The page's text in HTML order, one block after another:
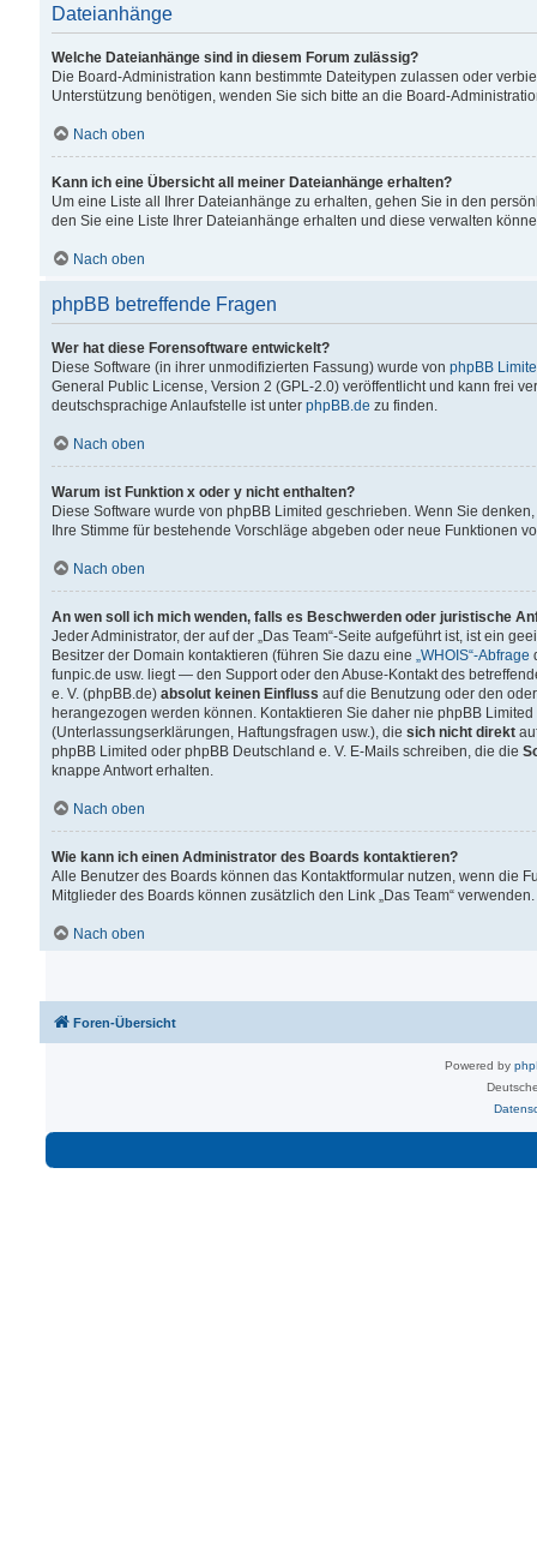
Dateianhänge
Welche Dateianhänge sind in diesem Forum zulässig?
Die Board-Administration kann bestimmte Dateitypen zulassen oder
Unterstützung benötigen, wenden Sie sich bitte an die Board-
Nach oben
Kann ich eine Übersicht all meiner Dateianhänge erhalten?
Um eine Liste all Ihrer Dateianhänge zu erhalten, gehen Sie in den
den Sie eine Liste Ihrer Dateianhänge erhalten und diese verwalten
Nach oben
phpBB betreffende Fragen
Wer hat diese Forensoftware entwickelt?
Diese Software (in ihrer unmodifizierten Fassung) wurde von phpBB
General Public License, Version 2 (GPL-2.0) veröffentlicht und kann frei
deutschsprachige Anlaufstelle ist unter phpBB.de zu finden.
Nach oben
Warum ist Funktion x oder y nicht enthalten?
Diese Software wurde von phpBB Limited geschrieben. Wenn Sie
Ihre Stimme für bestehende Vorschläge abgeben oder neue Funktionen
Nach oben
An wen soll ich mich wenden, falls es Beschwerden oder juristische
Jeder Administrator, der auf der „Das Team“-Seite aufgeführt ist, ist ein
Besitzer der Domain kontaktieren (führen Sie dazu eine „WHOIS“-Abfrage
funpic.de usw. liegt — den Support oder den Abuse-Kontakt des
e. V. (phpBB.de) absolut keinen Einfluss auf die Benutzung oder den
herangezogen werden können. Kontaktieren Sie daher nie phpBB
(Unterlassungserklärungen, Haftungsfragen usw.), die sich nicht direkt
phpBB Limited oder phpBB Deutschland e. V. E-Mails schreiben, die die
knappe Antwort erhalten.
Nach oben
Wie kann ich einen Administrator des Boards kontaktieren?
Alle Benutzer des Boards können das Kontaktformular nutzen, wenn die
Mitglieder des Boards können zusätzlich den Link „Das Team“ verwenden.
Nach oben
Foren-Übersicht
Powered by